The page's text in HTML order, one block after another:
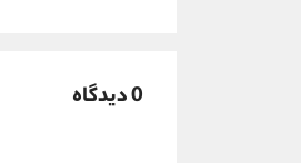
0 دیدگاه